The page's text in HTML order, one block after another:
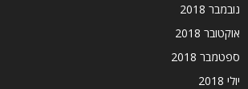
נובמבר 2018
אוקטובר 2018
ספטמבר 2018
יולי 2018